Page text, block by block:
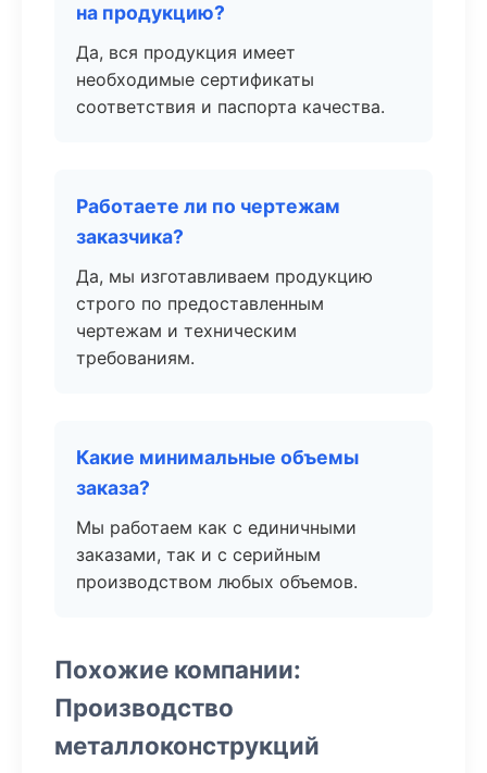
на продукцию?
Да, вся продукция имеет
необходимые сертификаты
соответствия и паспорта качества.
Работаете ли по чертежам
заказчика?
Да, мы изготавливаем продукцию
строго по предоставленным
чертежам и техническим
требованиям.
Какие минимальные объемы
заказа?
Мы работаем как с единичными
заказами, так и с серийным
производством любых объемов.
Похожие компании:
Производство
металлоконструкций